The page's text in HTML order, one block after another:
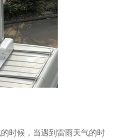
候，当遇到雷雨天气的时